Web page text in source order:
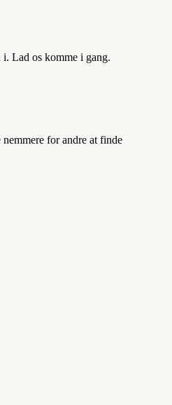
Lad os komme i gang.
for andre at finde